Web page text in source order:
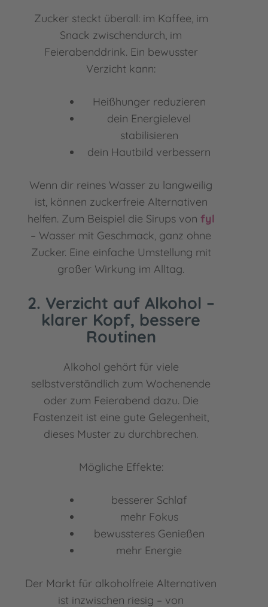
Zucker steckt überall: im Kaffee, im
Snack zwischendurch, im
Feierabenddrink. Ein bewusster
Verzicht kann:
Heißhunger reduzieren
dein Energielevel
stabilisieren
dein Hautbild verbessern
Wenn dir reines Wasser zu langweilig
ist, können zuckerfreie Alternativen
helfen. Zum Beispiel die Sirups von fyl
– Wasser mit Geschmack, ganz ohne
Zucker. Eine einfache Umstellung mit
großer Wirkung im Alltag.
2. Verzicht auf Alkohol –
klarer Kopf, bessere
Routinen
Alkohol gehört für viele
selbstverständlich zum Wochenende
oder zum Feierabend dazu. Die
Fastenzeit ist eine gute Gelegenheit,
dieses Muster zu durchbrechen.
Mögliche Effekte:
besserer Schlaf
mehr Fokus
bewussteres Genießen
mehr Energie
Der Markt für alkoholfreie Alternativen
ist inzwischen riesig – von